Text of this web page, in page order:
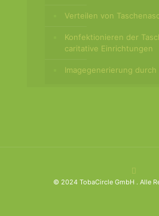
Verteilen von
Konfektionieren der
caritative Einrichtungen
Imagegenerierung
© 2024 TobaCircle GmbH . Alle